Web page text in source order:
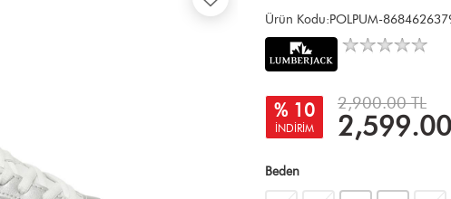
Ürün Kodu:POLPUM-
% 10
İNDİRİM
2,900.00 TL
2,599.00
Beden